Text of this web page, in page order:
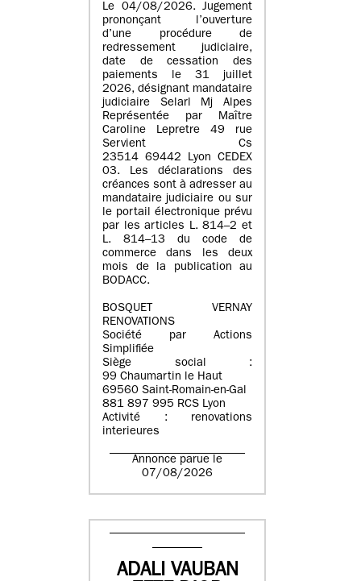
Le 04/08/2026. Jugement
prononçant l’ouverture
d’une procédure de
redressement judiciaire,
date de cessation des
paiements le 31 juillet
2026, désignant mandataire
judiciaire Selarl Mj Alpes
Représentée par Maître
Caroline Lepretre 49 rue
Servient Cs
23514 69442 Lyon CEDEX
03. Les déclarations des
créances sont à adresser au
mandataire judiciaire ou sur
le portail électronique prévu
par les articles L. 814–2 et
L. 814–13 du code de
commerce dans les deux
mois de la publication au
BODACC.
BOSQUET VERNAY
RENOVATIONS
Société par Actions
Simplifiée
Siège social :
99 Chaumartin le Haut
69560 Saint-Romain-en-Gal
881 897 995 RCS Lyon
Activité : renovations
interieures
Annonce parue le
07/08/2026
ADALI VAUBAN